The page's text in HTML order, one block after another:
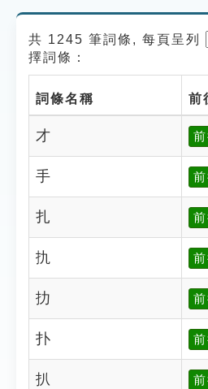
貓頭鷹博士
共 1245 筆詞條, 每頁呈列
擇詞條：
詞條名稱 前
才
手
扎
扏
扐
扑
扒